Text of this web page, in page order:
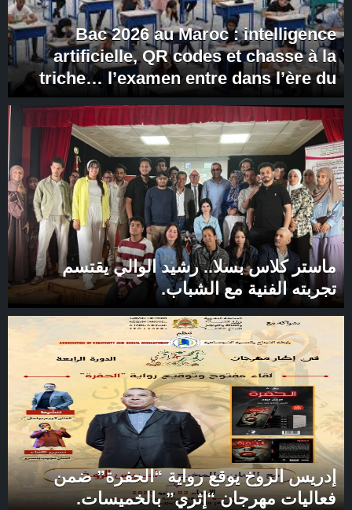
Bac 2026 au Maroc : intelligence
artificielle, QR codes et chasse à la
triche… l’examen entre dans l’ère du
contrôle numérique
ماستر كلاس بسلا.. رشيد الوالي يقتسم
تجربته الفنية مع الشباب.
إدريس الروخ يوقع رواية “الحفرة” ضمن
فعاليات مهرجان “إثري” بالخميسات.